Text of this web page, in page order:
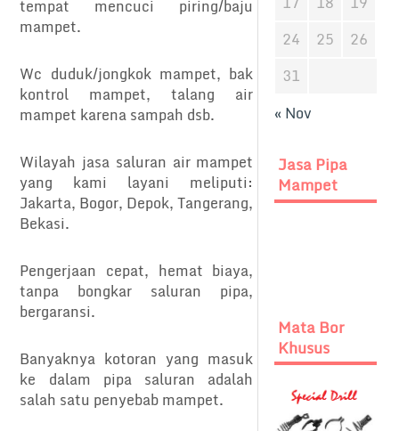
tempat mencuci piring/baju
mampet.
Wc duduk/jongkok mampet, bak
kontrol mampet, talang air
mampet karena sampah dsb.
Wilayah jasa saluran air mampet
yang kami layani meliputi:
Jakarta, Bogor, Depok, Tangerang,
Bekasi.
Pengerjaan cepat, hemat biaya,
tanpa bongkar saluran pipa,
bergaransi.
Banyaknya kotoran yang masuk
ke dalam pipa saluran adalah
salah satu penyebab mampet.
24
25 26
31
« Nov
Jasa Pipa
Mampet
Mata Bor
Khusus